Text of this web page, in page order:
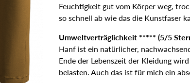
Feuchtigkeit gut vom Körper weg,
so schnell ab wie das die Kunstfaser
Umweltverträglichkeit ***** (5/5
Hanf ist ein natürlicher,
Ende der Lebenszeit der Kleidung
belasten. Auch das ist für mich ein